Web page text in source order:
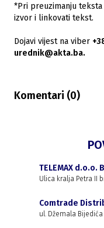
*Pri preuzimanju
izvor i linkovati tekst.
Dojavi vijest na viber
urednik@akta.ba.
Komentari (0)
TELEMAX d.o.o.
Ulica kralja Petra II
Comtrade
ul. Džemala Bijedića